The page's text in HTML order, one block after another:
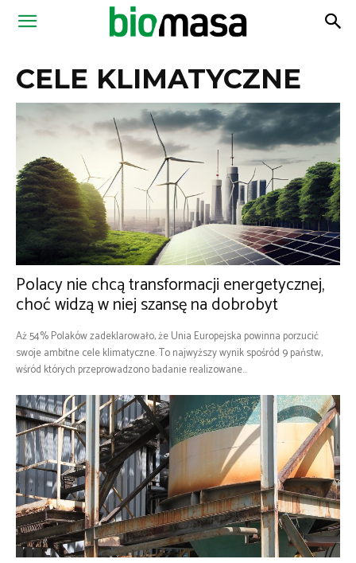
Magazyn
CELE KLIMATYCZNE
Polacy nie chcą transformacji energetycznej,
choć widzą w niej szansę na dobrobyt
Aż 54% Polaków zadeklarowało, że Unia Europejska powinna porzucić
swoje ambitne cele klimatyczne. To najwyższy wynik spośród 9 państw,
wśród których przeprowadzono badanie realizowane...